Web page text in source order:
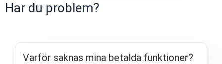
Har du problem?
Varför saknas mina betalda funktioner?